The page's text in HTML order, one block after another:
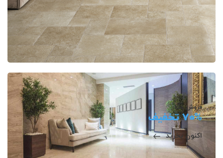
فروش مگا
70% تخفیف
اکنون بخرید